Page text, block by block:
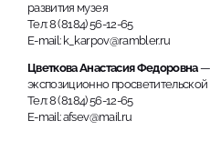
развития музея
Тел: 8 (8184) 56-12-65
E-mail: k_karpov@rambler.ru
Цветкова Анастасия Федоровна—
экспозиционно
Тел: 8 (8184) 56-12-65
E-mail: afsev@mail.ru